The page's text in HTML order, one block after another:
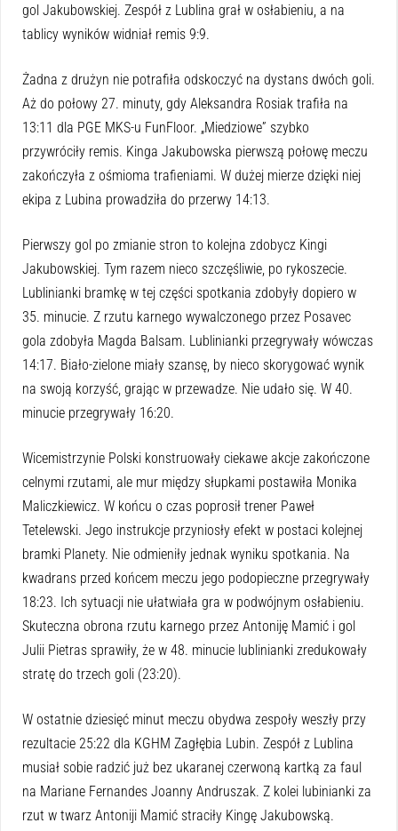
gol Jakubowskiej. Zespół z Lublina grał w osłabieniu, a na
tablicy wyników widniał remis 9:9.
Żadna z drużyn nie potrafiła odskoczyć na dystans dwóch goli.
Aż do połowy 27. minuty, gdy Aleksandra Rosiak trafiła na
13:11 dla PGE MKS-u FunFloor. „Miedziowe” szybko
przywróciły remis. Kinga Jakubowska pierwszą połowę meczu
zakończyła z ośmioma trafieniami. W dużej mierze dzięki niej
ekipa z Lubina prowadziła do przerwy 14:13.
Pierwszy gol po zmianie stron to kolejna zdobycz Kingi
Jakubowskiej. Tym razem nieco szczęśliwie, po rykoszecie.
Lublinianki bramkę w tej części spotkania zdobyły dopiero w
35. minucie. Z rzutu karnego wywalczonego przez Posavec
gola zdobyła Magda Balsam. Lublinianki przegrywały wówczas
14:17. Biało-zielone miały szansę, by nieco skorygować wynik
na swoją korzyść, grając w przewadze. Nie udało się. W 40.
minucie przegrywały 16:20.
Wicemistrzynie Polski konstruowały ciekawe akcje zakończone
celnymi rzutami, ale mur między słupkami postawiła Monika
Maliczkiewicz. W końcu o czas poprosił trener Paweł
Tetelewski. Jego instrukcje przyniosły efekt w postaci kolejnej
bramki Planety. Nie odmieniły jednak wyniku spotkania. Na
kwadrans przed końcem meczu jego podopieczne przegrywały
18:23. Ich sytuacji nie ułatwiała gra w podwójnym osłabieniu.
Skuteczna obrona rzutu karnego przez Antoniję Mamić i gol
Julii Pietras sprawiły, że w 48. minucie lublinianki zredukowały
stratę do trzech goli (23:20).
W ostatnie dziesięć minut meczu obydwa zespoły weszły przy
rezultacie 25:22 dla KGHM Zagłębia Lubin. Zespół z Lublina
musiał sobie radzić już bez ukaranej czerwoną kartką za faul
na Mariane Fernandes Joanny Andruszak. Z kolei lubinianki za
rzut w twarz Antoniji Mamić straciły Kingę Jakubowską.